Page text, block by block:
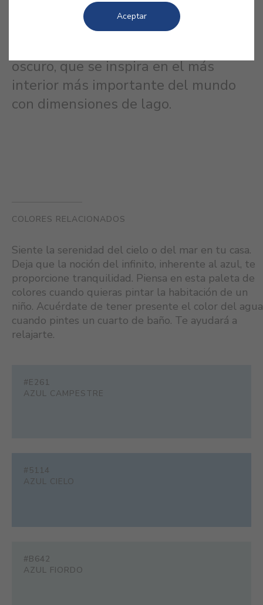
definición oscila entre mar y lago,
este azul es un punto intermedio. Un
oscuro, que se inspira en el más
interior más importante del mundo
con dimensiones de lago.
COLORES RELACIONADOS
Siente la serenidad del cielo o del mar en tu casa.
Deja que la noción del infinito, inherente al azul, te
proporcione tranquilidad. Piensa en esta paleta de
colores cuando quieras pintar la habitación de un
niño. Acuérdate de tener presente el color del agua
cuando pintes un cuarto de baño. Te ayudará a
relajarte.
#E261
AZUL CAMPESTRE
#5114
AZUL CIELO
#B642
AZUL FIORDO
Aceptar